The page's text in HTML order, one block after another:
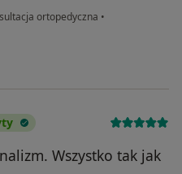
ortopedyczna •
Wszystko tak jak